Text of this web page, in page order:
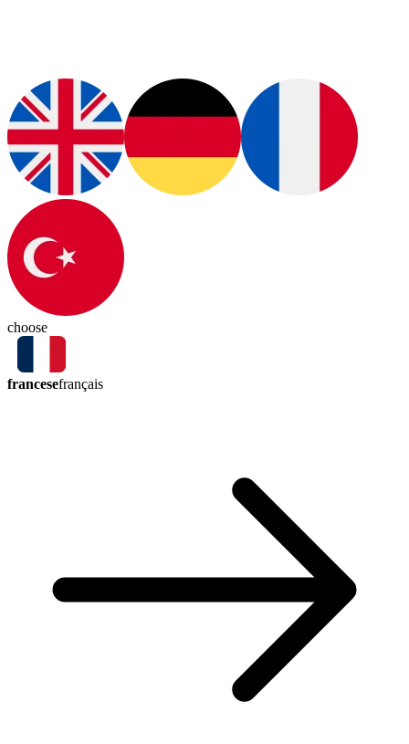
choose
francesefrançais